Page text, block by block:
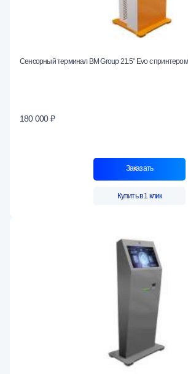
Сенсорный терминал BM Group 21.5" Evo c
180 000 ₽
Заказать
Купить в 1 клик